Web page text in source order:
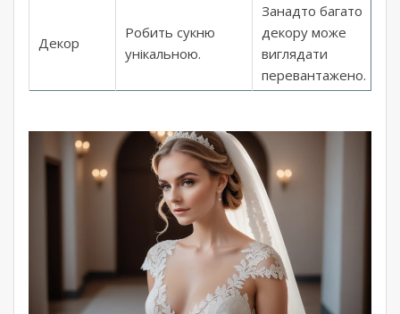
Декор
Робить сукню
унікальною.
Занадто багато
декору може
виглядати
перевантажено.